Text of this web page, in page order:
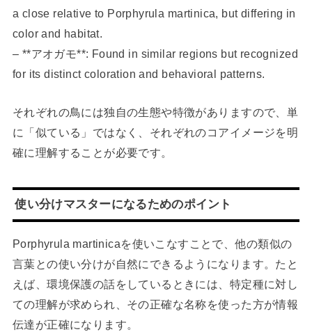
a close relative to Porphyrula martinica, but differing in
color and habitat.
– **アオガモ**: Found in similar regions but recognized
for its distinct coloration and behavioral patterns.
それぞれの鳥には独自の生態や特徴がありますので、単
に「似ている」ではなく、それぞれのコアイメージを明
確に理解することが必要です。
使い分けマスターになるためのポイント
Porphyrula martinicaを使いこなすことで、他の類似の
言葉との使い分けが自然にできるようになります。たと
えば、環境保護の話をしているときには、特定種に対し
ての理解が求められ、その正確な名称を使った方が情報
伝達が正確になります。